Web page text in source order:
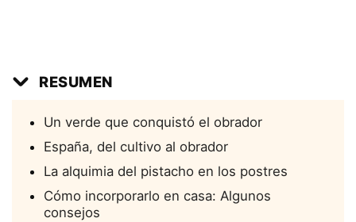
RESUMEN
Un verde que conquistó el obrador
España, del cultivo al obrador
La alquimia del pistacho en los postres
Cómo incorporarlo en casa: Algunos
consejos